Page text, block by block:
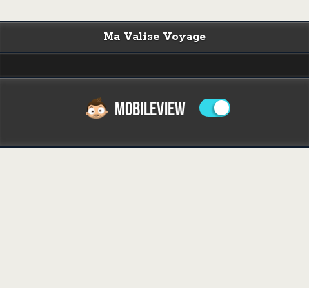
Ma Valise Voyage
MOBILEVIEW